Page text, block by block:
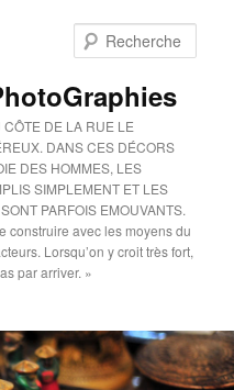
DE LA RUE LE
DANS CES DÉCORS
DES HOMMES, LES
SIMPLEMENT ET LES
PARFOIS EMOUVANTS.
construire avec les moyens du
Lorsqu’on y croit très fort,
par arriver. »